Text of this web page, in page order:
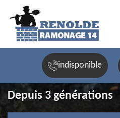
indisponible
Depuis 3 générations